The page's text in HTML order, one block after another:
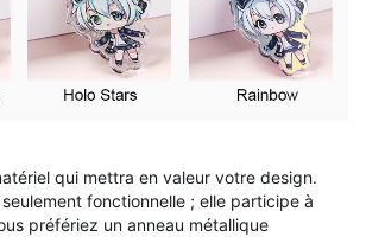
qui mettra en valeur votre design.
fonctionnelle ; elle participe à
préfériez un anneau métallique